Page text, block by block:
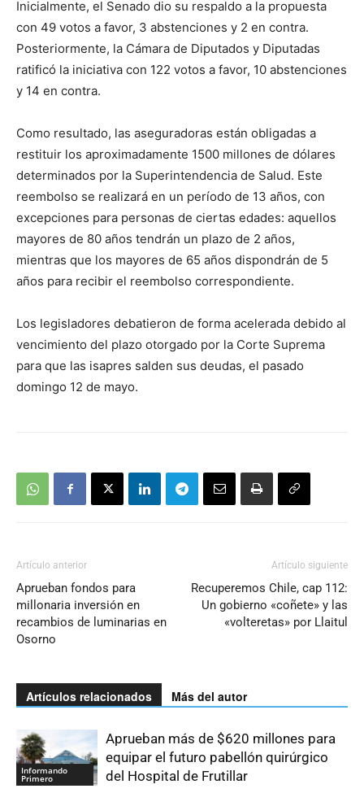
Inicialmente, el Senado dio su respaldo a la propuesta
con 49 votos a favor, 3 abstenciones y 2 en contra.
Posteriormente, la Cámara de Diputados y Diputadas
ratificó la iniciativa con 122 votos a favor, 10 abstenciones
y 14 en contra.
Como resultado, las aseguradoras están obligadas a
restituir los aproximadamente 1500 millones de dólares
determinados por la Superintendencia de Salud. Este
reembolso se realizará en un período de 13 años, con
excepciones para personas de ciertas edades: aquellos
mayores de 80 años tendrán un plazo de 2 años,
mientras que los mayores de 65 años dispondrán de 5
años para recibir el reembolso correspondiente.
Los legisladores debatieron de forma acelerada debido al
vencimiento del plazo otorgado por la Corte Suprema
para que las isapres salden sus deudas, el pasado
domingo 12 de mayo.
Artículo anterior
Aprueban fondos para
millonaria inversión en
recambios de luminarias en
Osorno
Artículo siguiente
Recuperemos Chile, cap 112:
Un gobierno «coñete» y las
«volteretas» por Llaitul
Artículos relacionados Más del autor
Informando
Primero
Aprueban más de $620 millones para
equipar el futuro pabellón quirúrgico
del Hospital de Frutillar